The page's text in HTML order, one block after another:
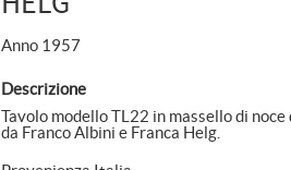
Anno 1957
Descrizione
Tavolo modello TL22 in massello di
da Franco Albini e Franca Helg.